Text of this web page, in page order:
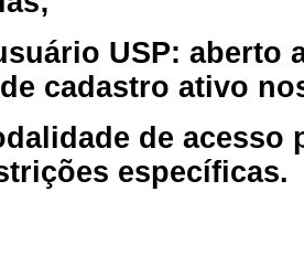
USP: aberto
cadastro ativo
de
específicas.